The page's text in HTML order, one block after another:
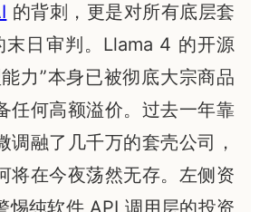
的背刺，更是对所有底层套
末日审判。Llama 4 的开源
力”本身已被彻底大宗商品
任何高额溢价。过去一年靠
调融了几千万的套壳公司，
将在今夜荡然无存。左侧资
惕纯软件 API 调用层的投资